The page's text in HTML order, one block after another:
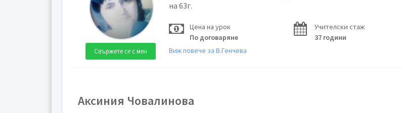
Свържете се с мен
на 63г.
Цена на урок
По договаряне
Учителски стаж
37 години
Виж повече за В.Генчева
Аксиния Човалинова